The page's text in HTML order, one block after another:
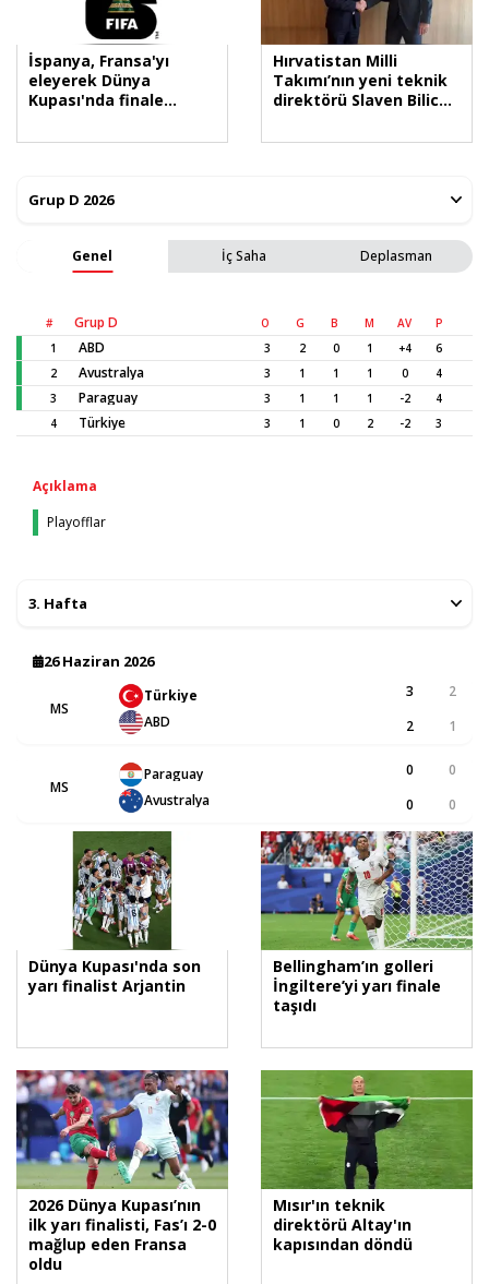
İspanya, Fransa'yı
eleyerek Dünya
Kupası'nda finale
Hırvatistan Milli
Takımı’nın yeni teknik
direktörü Slaven Bilic
Genel İç Saha Deplasman
# Grup D O G B M AV
P
1
ABD 3 2 0 1 +4
6
2
Avustralya 3 1 1 1 0
4
3
Paraguay 3 1 1 1 -2
4
4
Türkiye 3 1 0 2 -2 3
Açıklama
Playofflar
26 Haziran 2026
MS
Türkiye
ABD
3
2
2
1
MS
Paraguay
Avustralya
0
0
0
0
Dünya Kupası'nda son
yarı finalist Arjantin
Bellingham’ın golleri
İngiltere’yi yarı finale
taşıdı
2026 Dünya Kupası’nın
ilk yarı finalisti, Fas’ı 2-0
mağlup eden Fransa
oldu
Mısır'ın teknik
direktörü Altay'ın
kapısından döndü